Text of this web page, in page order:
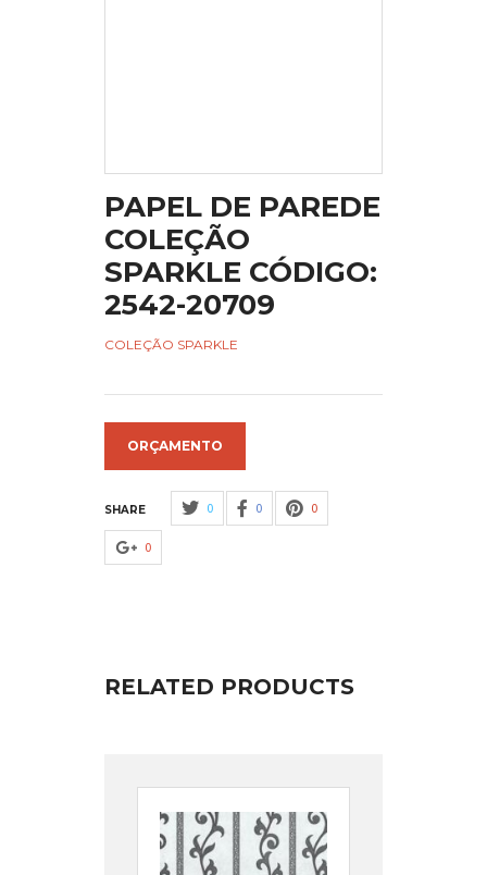
PAPEL DE PAREDE
COLEÇÃO
SPARKLE CÓDIGO:
2542-20709
COLEÇÃO SPARKLE
ORÇAMENTO
SHARE 0 0 0
0
RELATED PRODUCTS